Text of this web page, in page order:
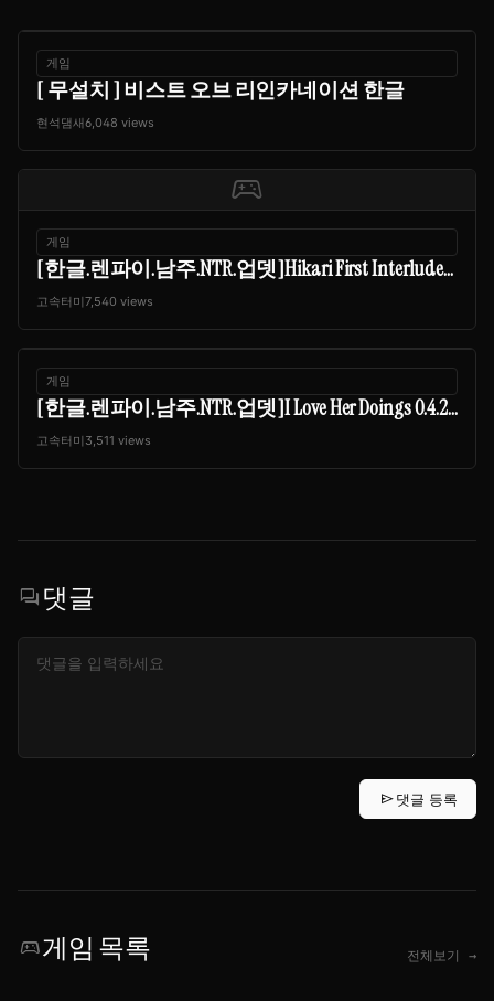
게임
[ 무설치 ] 비스트 오브 리인카네이션 한글
현석댐새6,048 views
sports_esports
게임
[한글.렌파이.남주.NTR.업뎃]Hikari First Interlude...
고속터미7,540 views
게임
[한글.렌파이.남주.NTR.업뎃]I Love Her Doings 0.4.2...
고속터미 3,511 views
forum댓글
send댓글 등록
sports_esports게임 목록 전체보기 →